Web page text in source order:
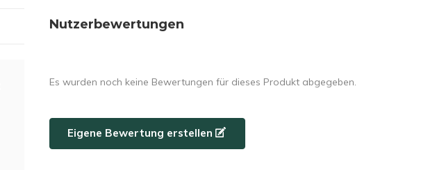
Nutzerbewertungen
Es wurden noch keine Bewertungen für dieses Produkt abgegeben.
Eigene Bewertung erstellen